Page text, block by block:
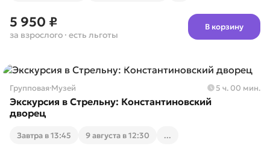
5 950 ₽
за взрослого · есть льготы
В корзину
Групповая·Музей 5 ч. 00 мин.
Экскурсия в Стрельну: Константиновский
дворец
Завтра в 13:45 9 августа в 12:30 ...